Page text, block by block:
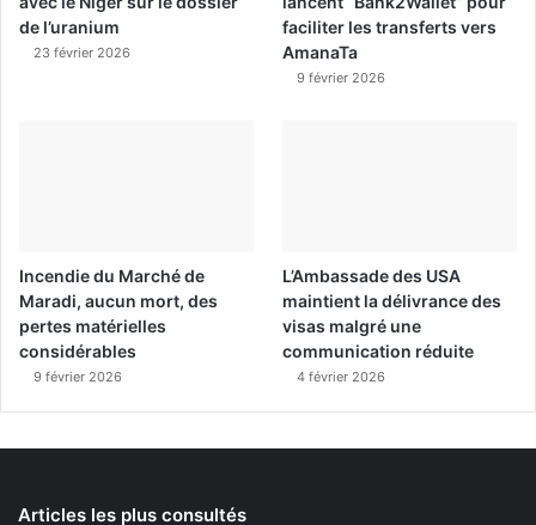
de l’uranium
23 février 2026
faciliter les transferts vers
AmanaTa
9 février 2026
Incendie du Marché de
Maradi, aucun mort, des
pertes matérielles
considérables
9 février 2026
L’Ambassade des USA
maintient la délivrance des
visas malgré une
communication réduite
4 février 2026
Articles les plus consultés